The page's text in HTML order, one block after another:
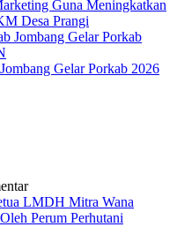
Guna Meningkatkan
Desa Prangi
Gelar Porkab 2026
LMDH Mitra Wana
Perum Perhutani